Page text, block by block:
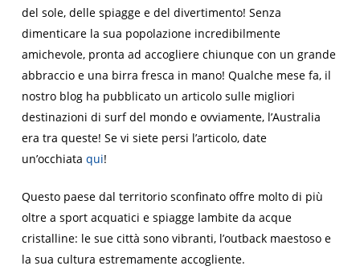
del sole, delle spiagge e del divertimento! Senza
dimenticare la sua popolazione incredibilmente
amichevole, pronta ad accogliere chiunque con un grande
abbraccio e una birra fresca in mano! Qualche mese fa, il
nostro blog ha pubblicato un articolo sulle migliori
destinazioni di surf del mondo e ovviamente, l’Australia
era tra queste! Se vi siete persi l’articolo, date
un’occhiata qui!
Questo paese dal territorio sconfinato offre molto di più
oltre a sport acquatici e spiagge lambite da acque
cristalline: le sue città sono vibranti, l’outback maestoso e
la sua cultura estremamente accogliente.